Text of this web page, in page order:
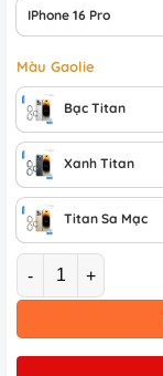
IPhone 16 Pro
Màu Gaolie
Bạc Titan
Xanh Titan
Titan Sa Mạc
Số lượng